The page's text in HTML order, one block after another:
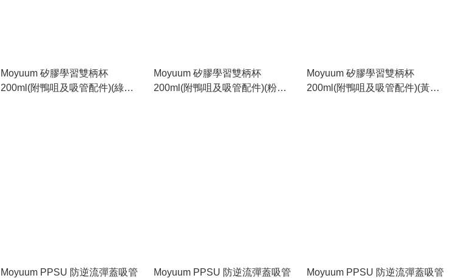
Moyuum 矽膠學習雙柄杯
200ml(附鴨咀及吸管配件)(綠
Moyuum 矽膠學習雙柄杯
200ml(附鴨咀及吸管配件)(粉
Moyuum 矽膠學習雙柄杯
200ml(附鴨咀及吸管配件)(黃
Moyuum PPSU 防逆流彈蓋吸管 Moyuum PPSU 防逆流彈蓋吸管 Moyuum PPSU 防逆流彈蓋吸管